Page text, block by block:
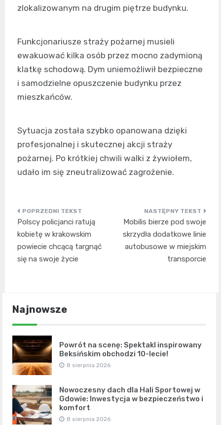
zlokalizowanym na drugim piętrze budynku.
Funkcjonariusze straży pożarnej musieli
ewakuować kilka osób przez mocno zadymioną
klatkę schodową. Dym uniemożliwił bezpieczne
i samodzielne opuszczenie budynku przez
mieszkańców.
Sytuacja została szybko opanowana dzięki
profesjonalnej i skutecznej akcji straży
pożarnej. Po krótkiej chwili walki z żywiołem,
udało im się zneutralizować zagrożenie.
Nawigacja
wpisu
Polscy policjanci ratują
kobietę w krakowskim
powiecie chcącą targnąć
się na swoje życie
Mobilis bierze pod swoje
skrzydła dodatkowe linie
autobusowe w miejskim
transporcie
Najnowsze
Powrót na scenę: Spektakl inspirowany
Beksińskim obchodzi 10-lecie!
8 sierpnia 2026
Nowoczesny dach dla Hali Sportowej w
Gdowie: Inwestycja w bezpieczeństwo i
komfort
8 sierpnia 2026